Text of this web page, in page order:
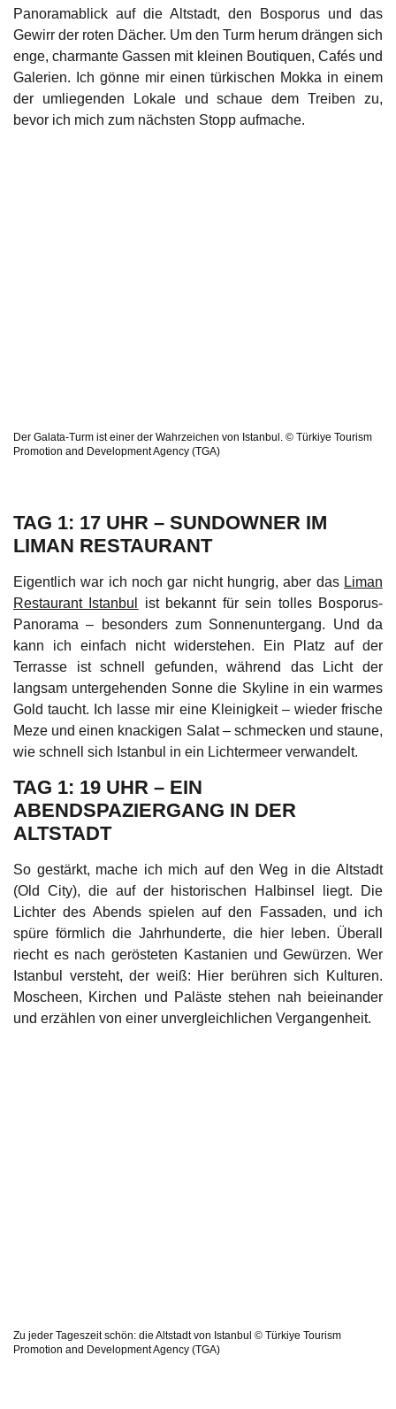
Panoramablick auf die Altstadt, den Bosporus und das
Gewirr der roten Dächer. Um den Turm herum drängen sich
enge, charmante Gassen mit kleinen Boutiquen, Cafés und
Galerien. Ich gönne mir einen türkischen Mokka in einem
der umliegenden Lokale und schaue dem Treiben zu,
bevor ich mich zum nächsten Stopp aufmache.
Der Galata-Turm ist einer der Wahrzeichen von Istanbul. © Türkiye Tourism
Promotion and Development Agency (TGA)
TAG 1: 17 UHR – SUNDOWNER IM
LIMAN RESTAURANT
Eigentlich war ich noch gar nicht hungrig, aber das Liman
Restaurant Istanbul
ist bekannt für sein tolles Bosporus-
Panorama – besonders zum Sonnenuntergang. Und da
kann ich einfach nicht widerstehen. Ein Platz auf der
Terrasse ist schnell gefunden, während das Licht der
langsam untergehenden Sonne die Skyline in ein warmes
Gold taucht. Ich lasse mir eine Kleinigkeit – wieder frische
Meze und einen knackigen Salat – schmecken und staune,
wie schnell sich Istanbul in ein Lichtermeer verwandelt.
TAG 1: 19 UHR – EIN
ABENDSPAZIERGANG IN DER
ALTSTADT
So gestärkt, mache ich mich auf den Weg in die Altstadt
(Old City), die auf der historischen Halbinsel liegt. Die
Lichter des Abends spielen auf den Fassaden, und ich
spüre förmlich die Jahrhunderte, die hier leben. Überall
riecht es nach gerösteten Kastanien und Gewürzen. Wer
Istanbul versteht, der weiß: Hier berühren sich Kulturen.
Moscheen, Kirchen und Paläste stehen nah beieinander
und erzählen von einer unvergleichlichen Vergangenheit.
Zu jeder Tageszeit schön: die Altstadt von Istanbul © Türkiye Tourism
Promotion and Development Agency (TGA)